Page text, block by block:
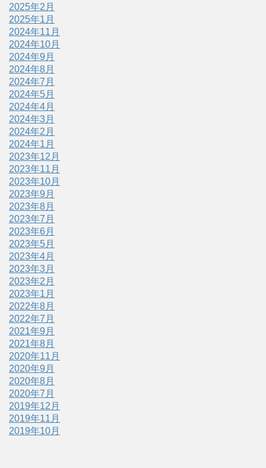
2025年2月
2025年1月
2024年11月
2024年10月
2024年9月
2024年8月
2024年7月
2024年5月
2024年4月
2024年3月
2024年2月
2024年1月
2023年12月
2023年11月
2023年10月
2023年9月
2023年8月
2023年7月
2023年6月
2023年5月
2023年4月
2023年3月
2023年2月
2023年1月
2022年8月
2022年7月
2021年9月
2021年8月
2020年11月
2020年9月
2020年8月
2020年7月
2019年12月
2019年11月
2019年10月